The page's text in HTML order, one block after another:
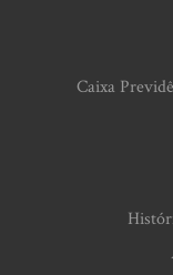
Caixa